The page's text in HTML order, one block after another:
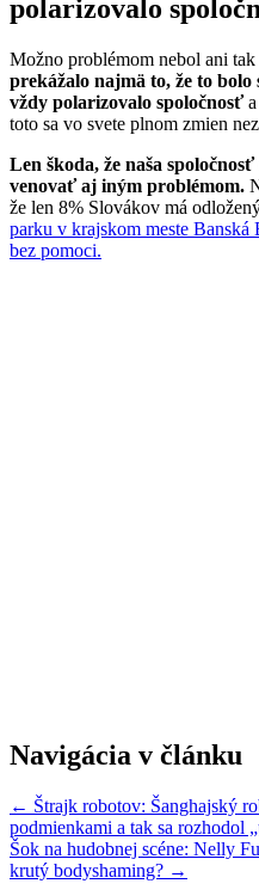
polarizovalo
Možno problémom nebol ani tak
prekážalo najmä to, že to
vždy polarizovalo spoločnosť
toto sa vo svete plnom zmien
Len škoda, že naša
venovať aj iným problémom.
že len 8% Slovákov má
parku v krajskom meste Banská
bez pomoci.
Navigácia v článku
← Štrajk robotov: Šanghajský
podmienkami a tak sa rozhodol
Šok na hudobnej scéne: Nelly
krutý bodyshaming? →